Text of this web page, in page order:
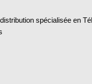
spécialisée en